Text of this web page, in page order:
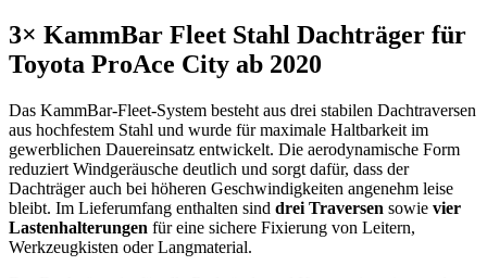
3× KammBar Fleet Stahl Dachträger für
Toyota ProAce City ab 2020
Das KammBar-Fleet-System besteht aus drei stabilen Dachtraversen
aus hochfestem Stahl und wurde für maximale Haltbarkeit im
gewerblichen Dauereinsatz entwickelt. Die aerodynamische Form
reduziert Windgeräusche deutlich und sorgt dafür, dass der
Dachträger auch bei höheren Geschwindigkeiten angenehm leise
bleibt. Im Lieferumfang enthalten sind drei Traversen sowie vier
Lastenhalterungen für eine sichere Fixierung von Leitern,
Werkzeugkisten oder Langmaterial.